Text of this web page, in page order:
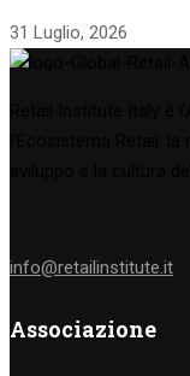
31 Luglio, 2026
info@retailinstitute.it
Associazione